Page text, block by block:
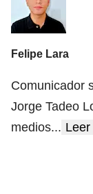
Felipe Lara
Comunicador
Jorge Tadeo
medios...